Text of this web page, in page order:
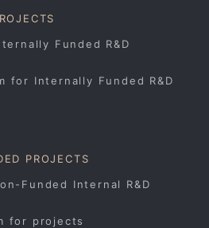
Funded R&D
for Internally Funded R&D
PROJECTS
Funded Internal R&D
for projects